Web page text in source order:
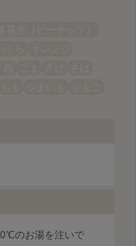
のお湯を注いで